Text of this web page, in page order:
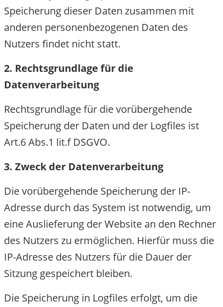
Speicherung dieser Daten zusammen mit
anderen personenbezogenen Daten des
Nutzers findet nicht statt.
2. Rechtsgrundlage für die
Datenverarbeitung
Rechtsgrundlage für die vorübergehende
Speicherung der Daten und der Logfiles ist
Art.6 Abs.1 lit.f DSGVO.
3. Zweck der Datenverarbeitung
Die vorübergehende Speicherung der IP-
Adresse durch das System ist notwendig, um
eine Auslieferung der Website an den Rechner
des Nutzers zu ermöglichen. Hierfür muss die
IP-Adresse des Nutzers für die Dauer der
Sitzung gespeichert bleiben.
Die Speicherung in Logfiles erfolgt, um die